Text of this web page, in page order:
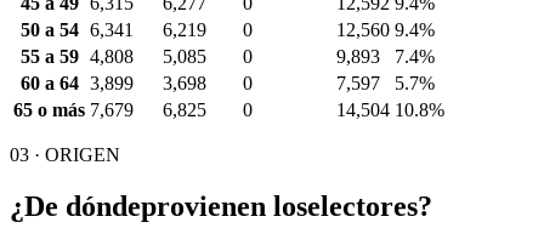
50 a 54 6,341 6,219 0 12,560 9.4%
55 a 59 4,808 5,085 0 9,893
7.4%
60 a 64 3,899 3,698 0 7,597
5.7%
65 o más 7,679 6,825 0 14,504 10.8%
03 · ORIGEN
¿De dóndeprovienen loselectores?